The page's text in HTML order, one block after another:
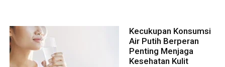
Kecukupan Konsumsi
Air Putih Berperan
Penting Menjaga
Kesehatan Kulit